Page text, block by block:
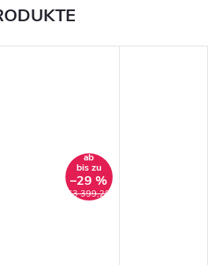
ab
€3 399,20
bis zu
–29 %